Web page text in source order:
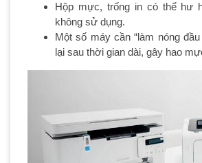
Hộp mực, trống in có thể hư
không sử dụng.
Một số máy cần “làm nóng
lại sau thời gian dài, gây hao